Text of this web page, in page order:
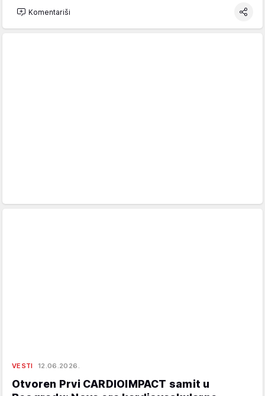
Komentariši
VESTI 12.06.2026.
Otvoren Prvi CARDIOIMPACT samit u